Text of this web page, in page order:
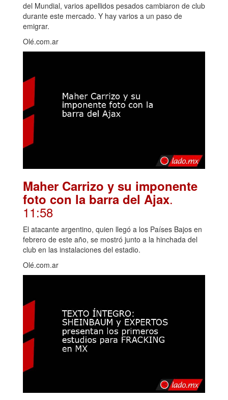
del Mundial, varios apellidos pesados cambiaron de club
durante este mercado. Y hay varios a un paso de
emigrar.
Olé.com.ar
Maher Carrizo y su imponente
foto con la barra del Ajax.
11:58
El atacante argentino, quien llegó a los Países Bajos en
febrero de este año, se mostró junto a la hinchada del
club en las instalaciones del estadio.
Olé.com.ar